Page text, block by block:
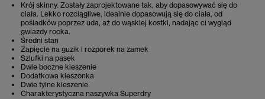
Krój skinny. Zostały zaprojektowane tak, aby dopasowywać się do
ciała. Lekko rozciągliwe, idealnie dopasowują się do ciała, od
pośladków poprzez uda, aż do wąskiej kostki, nadając ci wygląd
gwiazdy rocka.
Średni stan
Zapięcie na guzik i rozporek na zamek
Szlufki na pasek
Dwie boczne kieszenie
Dodatkowa kieszonka
Dwie tylne kieszenie
Charakterystyczna naszywka Superdry